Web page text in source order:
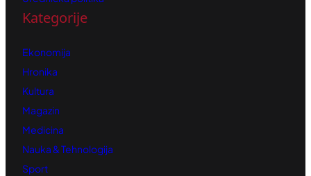
Kategorije
Ekonomija
Hronika
Kultura
Magazin
Medicina
Nauka & Tehnologija
Sport